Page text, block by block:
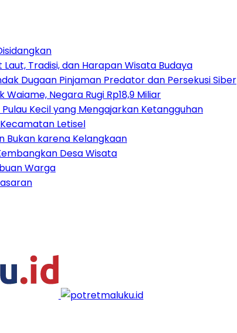
Tradisi, dan Harapan Wisata Budaya
Dugaan Pinjaman Predator dan Persekusi Siber
Negara Rugi Rp18,9 Miliar
Kecil yang Mengajarkan Ketangguhan
Letisel
Bukan karena Kelangkaan
Desa Wisata
Warga